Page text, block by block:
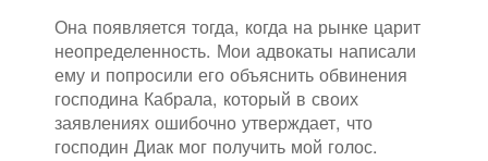
Она появляется тогда, когда на рынке царит
неопределенность. Мои адвокаты написали
ему и попросили его объяснить обвинения
господина Кабрала, который в своих
заявлениях ошибочно утверждает, что
господин Диак мог получить мой голос.